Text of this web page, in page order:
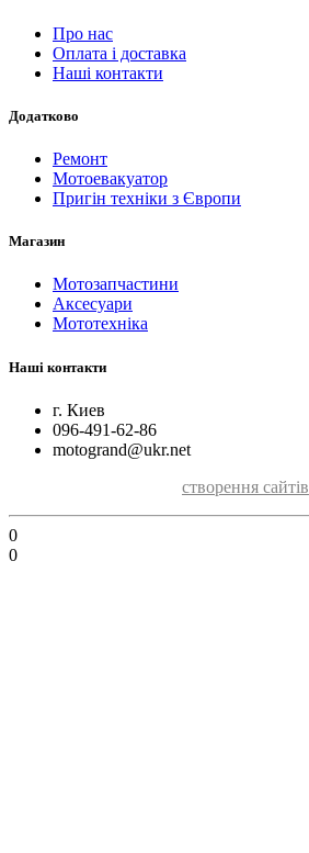
Про нас
Оплата і доставка
Наші контакти
Додатково
Ремонт
Мотоевакуатор
Пригін техніки з Європи
Магазин
Мотозапчастини
Аксесуари
Мототехніка
Наші контакти
г. Киев
096-491-62-86
motogrand@ukr.net
створення сайтів
0
0